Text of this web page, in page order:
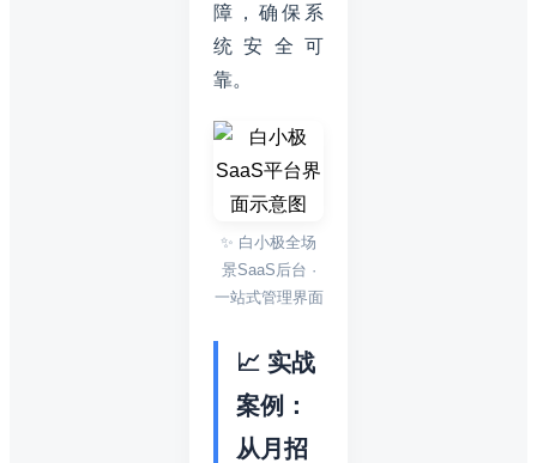
障，确保系
统安全可
靠。
✨ 白小极全场
景SaaS后台 ·
一站式管理界面
📈 实战
案例：
从月招